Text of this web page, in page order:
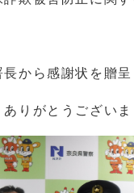
から感謝状を贈呈
りがとうございま